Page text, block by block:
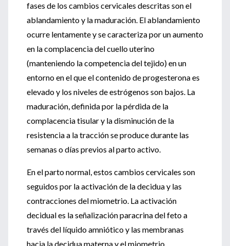
fases de los cambios cervicales descritas son el
ablandamiento y la maduración. El ablandamiento
ocurre lentamente y se caracteriza por un aumento
en la complacencia del cuello uterino
(manteniendo la competencia del tejido) en un
entorno en el que el contenido de progesterona es
elevado y los niveles de estrógenos son bajos. La
maduración, definida por la pérdida de la
complacencia tisular y la disminución de la
resistencia a la tracción se produce durante las
semanas o días previos al parto activo.
En el parto normal, estos cambios cervicales son
seguidos por la activación de la decidua y las
contracciones del miometrio. La activación
decidual es la señalización paracrina del feto a
través del líquido amniótico y las membranas
hacia la decidua materna y el miometrio